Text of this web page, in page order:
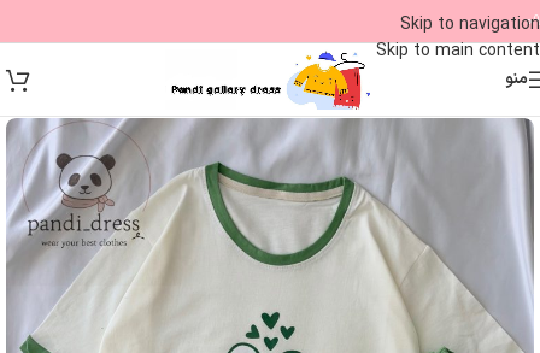
Skip to navigation
Skip to main content
09
منو